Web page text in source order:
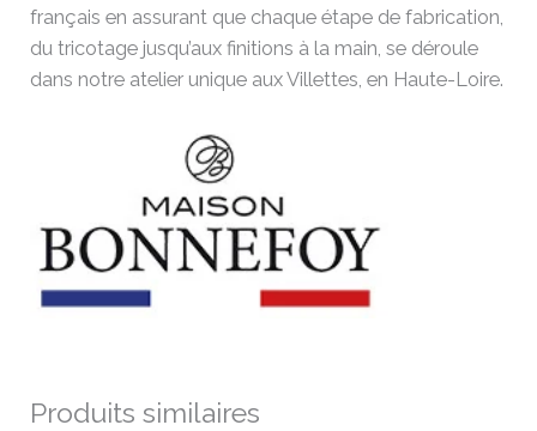
français en assurant que chaque étape de fabrication,
du tricotage jusqu’aux finitions à la main, se déroule
dans notre atelier unique aux Villettes, en Haute-Loire.
Produits similaires